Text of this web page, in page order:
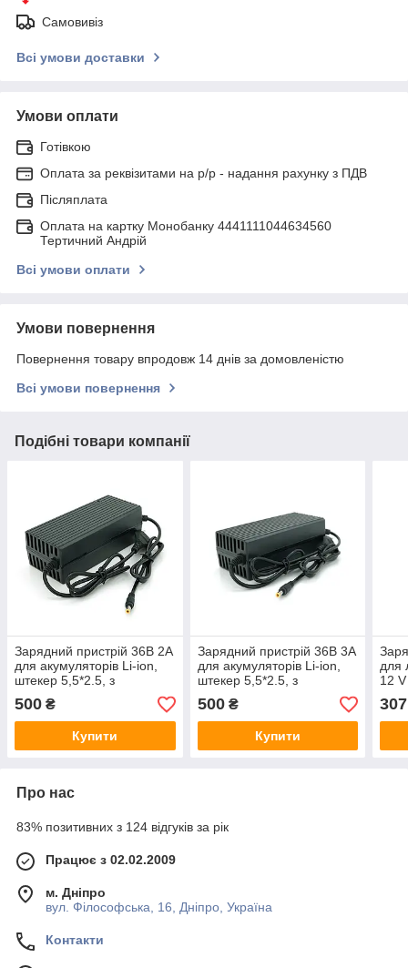
Самовивіз
Всі умови доставки
Умови оплати
Готівкою
Оплата за реквізитами на р/р - надання рахунку з ПДВ
Післяплата
Оплата на картку Монобанку 4441111044634560
Тертичний Андрій
Всі умови оплати
Умови повернення
Повернення товару впродовж 14 днів за домовленістю
Всі умови повернення
Подібні товари компанії
Зарядний пристрій 36В 2А
для акумуляторів Li-ion,
штекер 5,5*2.5, з
індикацією
500 ₴
Купити
Зарядний пристрій 36В 3А
для акумуляторів Li-ion,
штекер 5,5*2.5, з
індикацією
500₴
Купити
для
12
BOX
307
Про нас
83% позитивних з 124 відгуків за рік
Працює з 02.02.2009
м. Дніпро
вул. Філософська, 16, Дніпро, Україна
Контакти